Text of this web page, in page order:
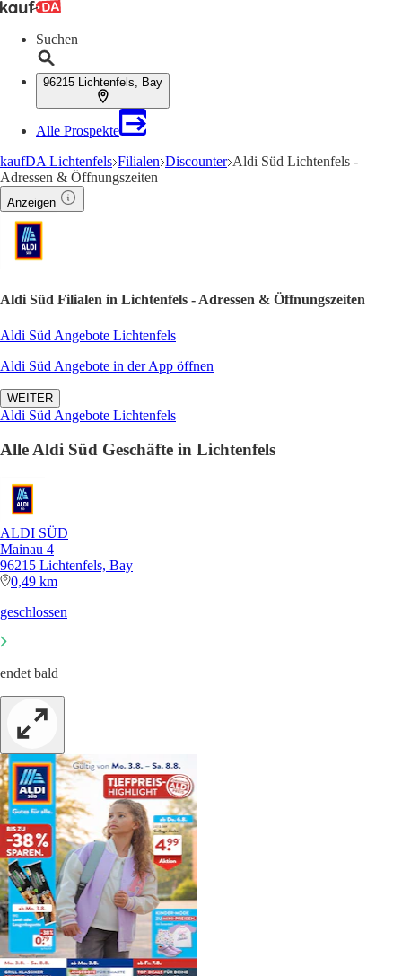
Suchen
96215 Lichtenfels, Bay
Alle Prospekte
kaufDA Lichtenfels Filialen Discounter Aldi Süd Lichtenfels -
Adressen & Öffnungszeiten
Anzeigen
Aldi Süd Filialen in Lichtenfels - Adressen & Öffnungszeiten
Aldi Süd Angebote Lichtenfels
Aldi Süd Angebote in der App öffnen
WEITER
Aldi Süd Angebote Lichtenfels
Alle Aldi Süd Geschäfte in Lichtenfels
ALDI SÜD
Mainau 4
96215 Lichtenfels, Bay
0,49 km
geschlossen
endet bald